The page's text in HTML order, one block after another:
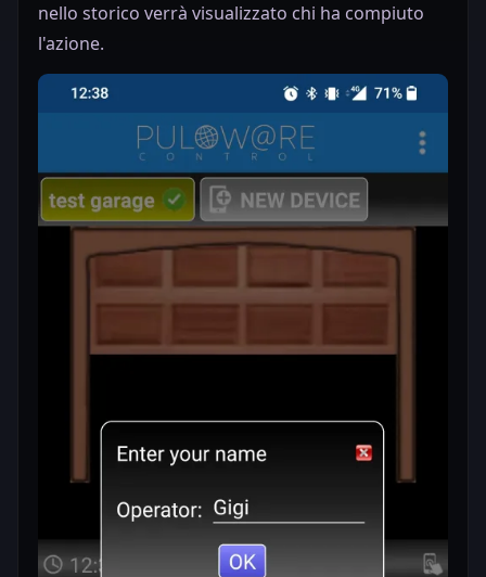
nello storico verrà visualizzato chi ha compiuto
l'azione.